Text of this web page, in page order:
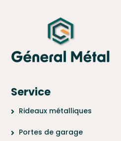
Service
Rideaux métalliques
Portes de garage